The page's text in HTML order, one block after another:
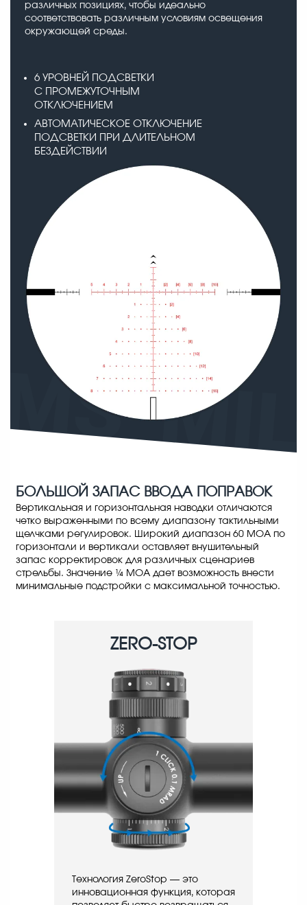
различных позициях, чтобы идеально
соответствовать различным условиям освещения
окружающей среды.
6 УРОВНЕЙ ПОДСВЕТКИ
С ПРОМЕЖУТОЧНЫМ
ОТКЛЮЧЕНИЕМ
АВТОМАТИЧЕСКОЕ ОТКЛЮЧЕНИЕ
ПОДСВЕТКИ ПРИ ДЛИТЕЛЬНОМ
БЕЗДЕЙСТВИИ
БОЛЬШОЙ ЗАПАС ВВОДА ПОПРАВОК
Вертикальная и горизонтальная наводки отличаются
четко выраженными по всему диапазону тактильными
щелчками регулировок. Широкий диапазон 60 МОА по
горизонтали и вертикали оставляет внушительный
запас корректировок для различных сценариев
стрельбы. Значение ¼ MOA дает возможность внести
минимальные подстройки с максимальной точностью.
ZERO-STOP
Технология ZeroStop — это
инновационная функция, которая